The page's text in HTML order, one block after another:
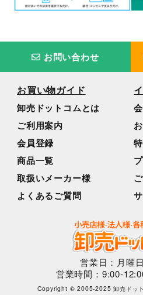
お問い合わせ
お買い物ガイド
卸売ドットコムとは
ご利用案内
会員登録
商品一覧
取扱いメーカー様
よくあるご質問
営業日：月曜
営業時間：9:00-
Copyright © 2005-2025 卸売ドッ